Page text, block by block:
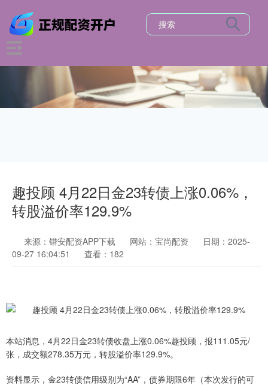
趣投顾 4月22日金23转债上涨0.06%，
转股溢价率129.9%
来源：锴安配资APP下载 网站：宝尚配资
日期：2025-
09-27 16:04:51
查看：182
本站消息，4月22日金23转债收盘上涨0.06%趣投顾，报111.05元/
张，成交额278.35万元，转股溢价率129.9%。
资料显示，金23转债信用级别为“AA”，债券期限6年（本次发行的可